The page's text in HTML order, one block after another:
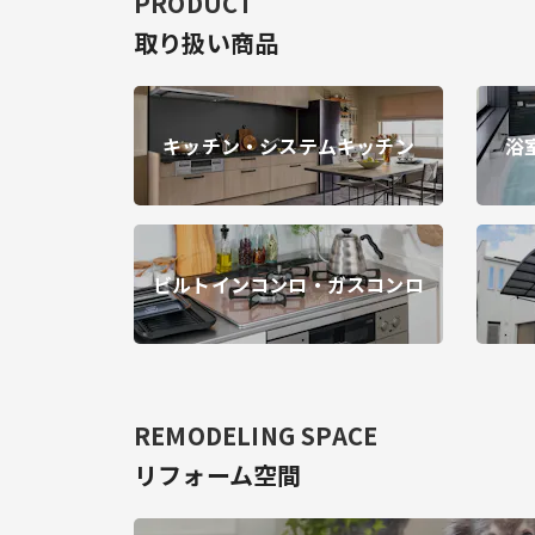
取り扱い商品
キッチン・システムキッチン 浴
ビルトインコンロ・ガスコンロ
REMODELING SPACE
リフォーム空間